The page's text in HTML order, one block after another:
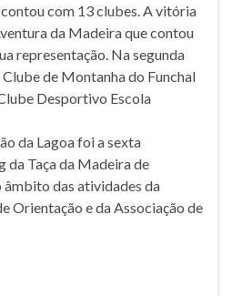
com 13 clubes. A vitória
da Madeira que contou
representação. Na segunda
de Montanha do Funchal
Desportivo Escola
da Lagoa foi a sexta
da Taça da Madeira de
das atividades da
Orientação e da Associação de